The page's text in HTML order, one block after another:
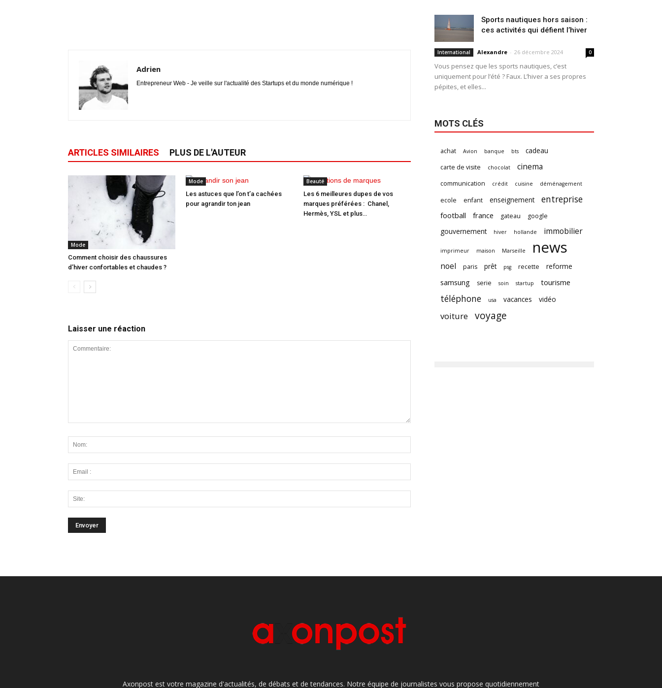
Adrien
Entrepreneur Web - Je veille sur l'actualité des Startups et du monde numérique !
ARTICLES SIMILAIRES PLUS DE L'AUTEUR
Mode
Comment choisir des chaussures
d’hiver confortables et chaudes ?
Mode
Les astuces que l’on t’a cachées
pour agrandir ton jean
Beauté
Les 6 meilleures dupes de vos
marques préférées : Chanel,
Hermès, YSL et plus…
Laisser une réaction
Sports nautiques hors saison :
ces activités qui défient l’hiver
International Alexandre - 26 décembre 2024 0
Vous pensez que les sports nautiques, c’est
uniquement pour l’été ? Faux. L’hiver a ses propres
pépites, et elles...
MOTS CLÉS
achat Avion banque bts cadeau
carte de visite chocolat cinema
communication crédit cuisine déménagement
ecole enfant enseignement entreprise
football france gateau google
gouvernement hiver hollande immobilier
imprimeur maison Marseille news
noel paris prêt psg recette reforme
samsung serie soin startup tourisme
téléphone usa vacances vidéo
voiture voyage
Axonpost est votre magazine d'actualités, de débats et de tendances. Notre équipe de journalistes vous propose quotidiennement